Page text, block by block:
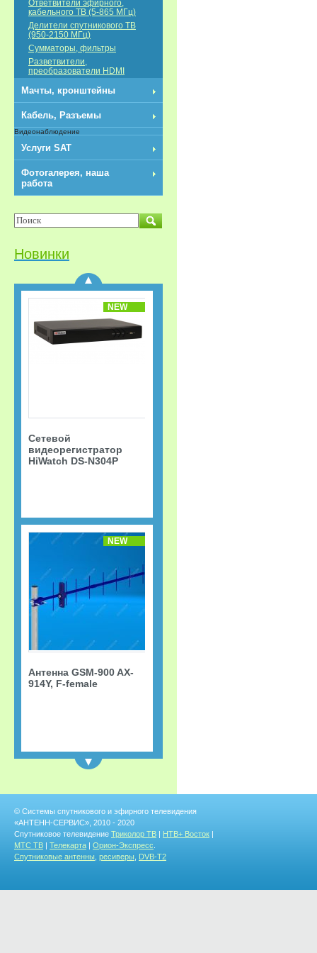
Ответвители эфирного,
кабельного ТВ (5-865 МГц)
Делители спутникового ТВ
(950-2150 МГц)
Сумматоры, фильтры
Разветвители,
преобразователи HDMI
Мачты, кронштейны
Кабель, Разъемы
Видеонаблюдение
Услуги SAT
Фотогалерея, наша
работа
Новинки
NEW
Делитель HDMI 1x3
REXANT
NEW
Сетевой
видеорегистратор
HiWatch DS-N304P
NEW
Антенна GSM-900 AX-
914Y, F-female
© Системы спутникового и эфирного телевидения
«АНТЕНН-СЕРВИС», 2010 - 2020
Спутниковое телевидение Триколор ТВ | НТВ+ Восток |
МТС ТВ | Телекарта | Орион-Экспресс
Спутниковые антенны ресиверы DVB-T2